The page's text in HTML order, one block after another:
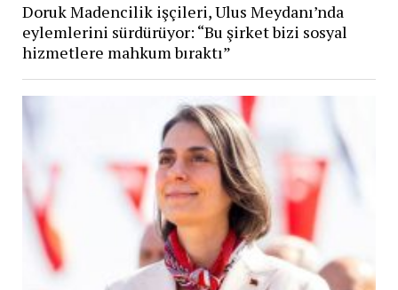
Doruk Madencilik işçileri, Ulus Meydanı’nda
eylemlerini sürdürüyor: “Bu şirket bizi sosyal
hizmetlere mahkum bıraktı”